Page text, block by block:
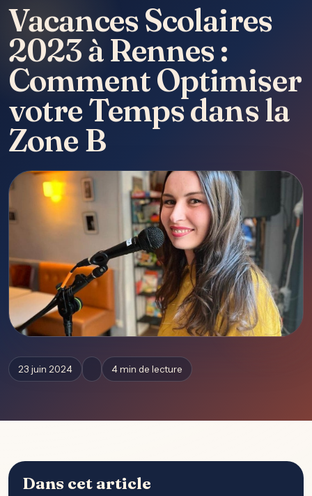
Vacances Scolaires
2023 à Rennes :
Comment Optimiser
votre Temps dans la
Zone B
23 juin 2024 4 min de lecture
Dans cet article